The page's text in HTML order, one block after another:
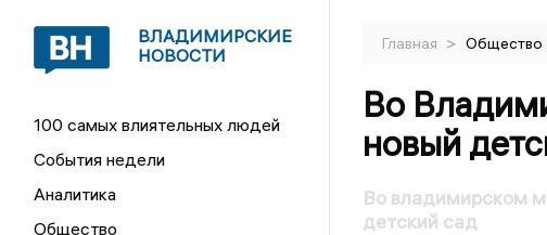
ВЛАДИМИРСКИЕ
НОВОСТИ
100 самых влиятельных людей
События недели
Аналитика
Общество
Главная > Общество
Во
новый
Во владимирском
детский сад